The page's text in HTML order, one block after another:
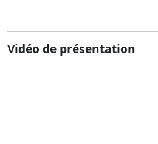
Vidéo de présentation